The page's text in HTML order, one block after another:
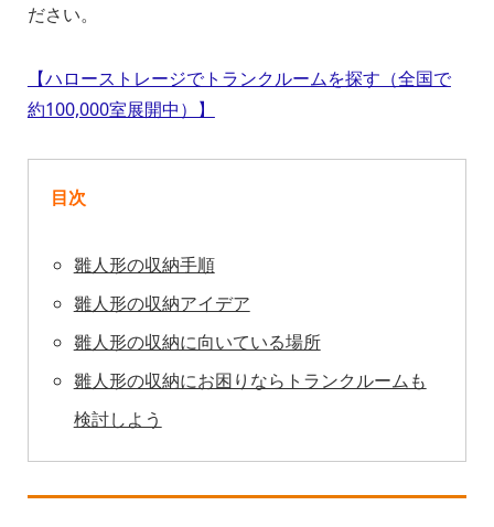
ださい。
【ハローストレージでトランクルームを探す（全国で
約100,000室展開中）】
目次
雛人形の収納手順
雛人形の収納アイデア
雛人形の収納に向いている場所
雛人形の収納にお困りならトランクルームも
検討しよう